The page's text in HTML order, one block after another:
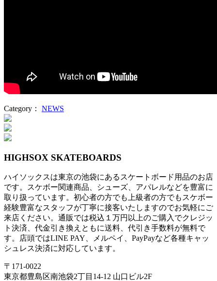
Category： NEWS
投
稿
ナ
ゲ
ー
シ
ョ
ン
HIGHSOX SKATEBOARDS
ハイソックスは東京の池袋にあるスケートボード用品のお店
です。スケボー関連商品、シューズ、アパレルなどを豊富に
取り扱っています。初心者の方でも上級者の方でもスケボー
経験豊富なスタッフが丁寧に接客いたしますのでお気軽にご
来店ください。通販では税込１万円以上のご購入でクレジッ
ト決済、代金引き換えともに送料、代引き手数料が無料で
す。店頭ではLINE PAY、メルペイ、PayPayなど各種キャッ
シュレス決済に対応しています。
〒171-0022
東京都豊島区南池袋2丁目14-12 山口ビル2F